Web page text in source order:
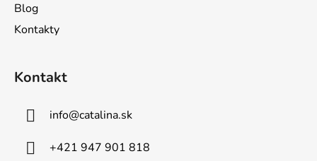
Blog
Kontakty
Kontakt
info@catalina.sk
+421 947 901 818